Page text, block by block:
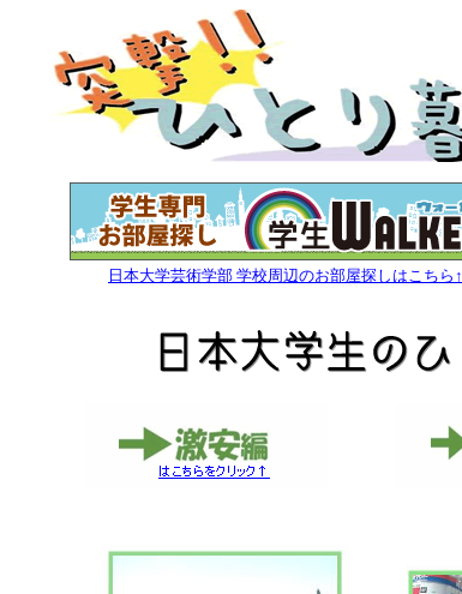
日本大学芸術学部 学校周辺のお部屋探しはこちら↑